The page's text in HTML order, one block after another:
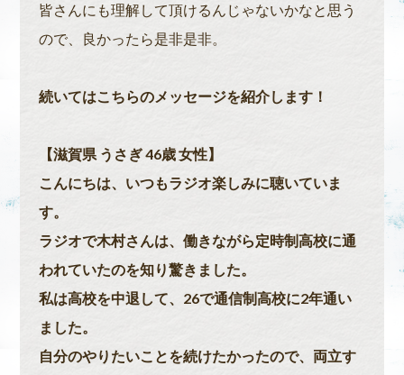
皆さんにも理解して頂けるんじゃないかなと思う
ので、良かったら是非是非。
続いてはこちらのメッセージを紹介します！
【滋賀県 うさぎ 46歳 女性】
こんにちは、いつもラジオ楽しみに聴いていま
す。
ラジオで木村さんは、働きながら定時制高校に通
われていたのを知り驚きました。
私は高校を中退して、26で通信制高校に2年通い
ました。
自分のやりたいことを続けたかったので、両立す